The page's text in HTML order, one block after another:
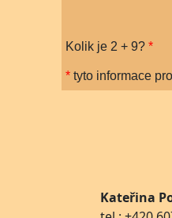
Kolik je2 + 9?*
* tyto informace
Kateřina